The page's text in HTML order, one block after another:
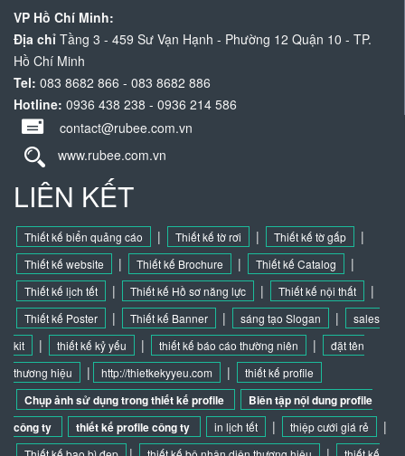
VP Hồ Chí Minh:
Địa chỉ Tầng 3 - 459 Sư Vạn Hạnh - Phường 12 Quận 10 - TP.
Hồ Chí Minh
Tel: 083 8682 866 - 083 8682 886
Hotline: 0936 438 238 - 0936 214 586
contact@rubee.com.vn
www.rubee.com.vn
LIÊN KẾT
Thiết kế biển quảng cáo | Thiết kế tờ rơi | Thiết kế tờ gấp |
Thiết kế website | Thiết kế Brochure | Thiết kế Catalog |
Thiết kế lịch tết | Thiết kế Hồ sơ năng lực | Thiết kế nội thất |
Thiết kế Poster | Thiết kế Banner | sáng tạo Slogan |
sales
kit
| thiết kế kỷ yếu | thiết kế báo cáo thường niên |
đặt tên
thương hiệu
| http://thietkekyyeu.com | thiết kế profile
Chụp ảnh sử dụng trong thiết kế profile
Biên tập nội dung profile
công ty
thiết kế profile công ty in lịch tết | thiệp cưới giá rẻ |